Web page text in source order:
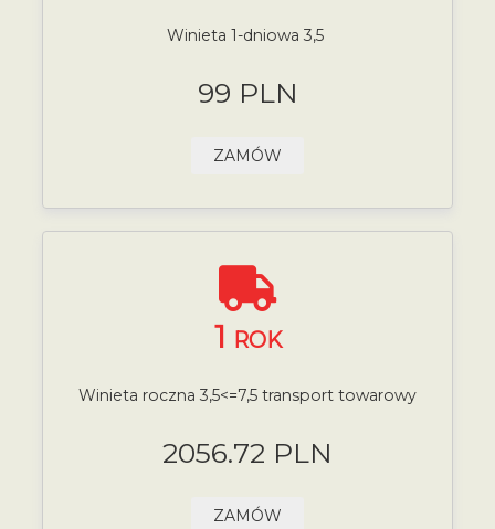
Winieta 1-dniowa 3,5
99 PLN
ZAMÓW
1 ROK
Winieta roczna 3,5<=7,5 transport towarowy
2056.72 PLN
ZAMÓW